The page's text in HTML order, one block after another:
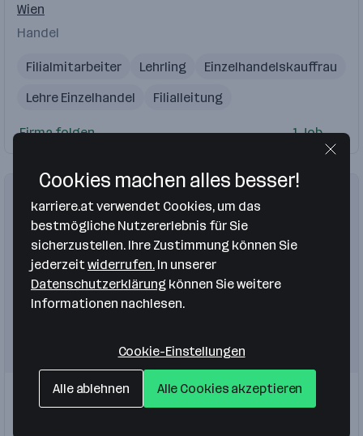
Wien
Handel
Filialmitarbeiter Lehrling
Einzelhandelskauffrau
Lehre Einzelhandel
Filialleitung
Firma folgen 1 Job
Mairinger Holding GmbH
Cookies machen alles besser!
karriere.at verwendet Cookies, um das
bestmögliche Nutzererlebnis für Sie
sicherzustellen. Ihre Zustimmung können Sie
jederzeitwiderrufen. In unserer
Datenschutzerklärung können Sie weitere
Informationen nachlesen.
Cookie-Einstellungen
Alle ablehnen Alle Cookies akzeptieren